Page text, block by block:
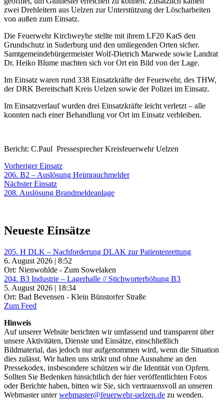
zwei Drehleitern aus Uelzen zur Unterstützung der Löscharbeiten
von außen zum Einsatz.
Die Feuerwehr Kirchweyhe stellte mit ihrem LF20 KatS den
Grundschutz in Suderburg und den umliegenden Orten sicher.
Samtgemeindebürgermeister Wolf-Dietrich Marwede sowie Landrat
Dr. Heiko Blume machten sich vor Ort ein Bild von der Lage.
Im Einsatz waren rund 338 Einsatzkräfte der Feuerwehr, des THW,
der DRK Bereitschaft Kreis Uelzen sowie der Polizei im Einsatz.
Im Einsatzverlauf wurden drei Einsatzkräfte leicht verletzt – alle
konnten nach einer Behandlung vor Ort im Einsatz verbleiben.
Bericht: C.Paul Pressesprecher Kreisfeuerwehr Uelzen
Beitragsnavigation
Vorheriger EinsatzVorheriger
Einsatz:
206. B2 – Auslösung Heimrauchmelder
Nächster EinsatzNächster
Einsatz:
208. Auslösung Brandmeldeanlage
Neueste Einsätze
205. H DLK – Nachforderung DLAK zur Patientenrettung
6. August 2026 | 8:52
Ort: Nienwohlde - Zum Sowelaken
204. B3 Industrie – Lagerhalle // Stichworterhöhung B3
5. August 2026 | 18:34
Ort: Bad Bevensen - Klein Bünstorfer Straße
Zum Feed
Hinweis
Auf unserer Website berichten wir umfassend und transparent über
unsere Aktivitäten, Dienste und Einsätze, einschließlich
Bildmaterial, das jedoch nur aufgenommen wird, wenn die Situation
dies zulässt. Wir halten uns strikt und ohne Ausnahme an den
Pressekodex, insbesondere schützen wir die Identität von Opfern.
Sollten Sie Bedenken hinsichtlich der hier veröffentlichten Fotos
oder Berichte haben, bitten wir Sie, sich vertrauensvoll an unseren
Webmaster unterwebmaster@feuerwehr-uelzen.de zu wenden.